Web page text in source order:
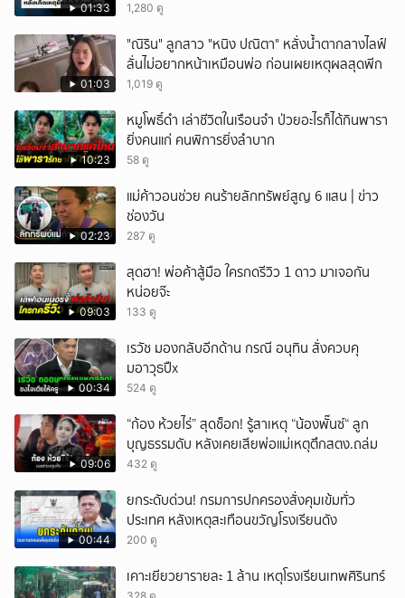
01:33 1,280 ดู
01:03
"ณิริน" ลูกสาว "หนิง ปณิตา" หลั่งน้ำตากลางไลฟ์
ลั่นไม่อยากหน้าเหมือนพ่อ ก่อนเผยเหตุผลสุดพีก
1,019 ดู
10:23
หมูโพธิ์ดำ เล่าชีวิตในเรือนจำ ป่วยอะไรก็ได้กินพารา
ยิ่งคนแก่ คนพิการยิ่งลำบาก
58 ดู
02:23
แม่ค้าวอนช่วย คนร้ายลักทรัพย์สูญ 6 แสน | ข่าว
ช่องวัน
287 ดู
09:03
สุดฮา! พ่อค้าสู้มือ ใครกดรีวิว 1 ดาว มาเจอกัน
หน่อยจ๊ะ
133 ดู
00:34
เรวัช มองกลับอีกด้าน กรณี อนุทิน สั่งควบคุ
มอาวุธปืx
524 ดู
09:06
“ก้อง ห้วยไร่” สุดช็อก! รู้สาเหตุ “น้องพั๊นซ์“ ลูก
บุญธรรมดับ หลังเคยเสียพ่อแม่เหตุตึกสตง.ถล่ม
432 ดู
00:44
ยกระดับด่วน! กรมการปกครองสั่งคุมเข้มทั่ว
ประเทศ หลังเหตุสะเทือนขวัญโรงเรียนดัง
200 ดู
เคาะเยียวยารายละ 1 ล้าน เหตุโรงเรียนเทพศิรินทร์